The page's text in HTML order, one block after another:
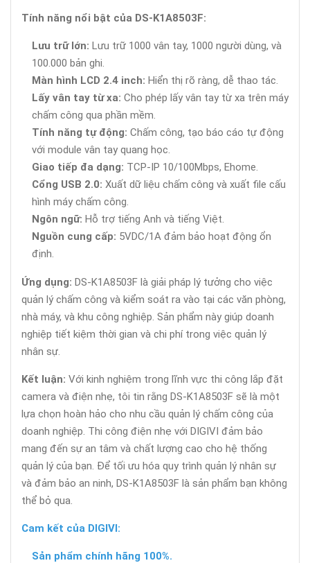
Tính năng nổi bật của DS-K1A8503F:
Lưu trữ lớn: Lưu trữ 1000 vân tay, 1000 người dùng, và
100.000 bản ghi.
Màn hình LCD 2.4 inch: Hiển thị rõ ràng, dễ thao tác.
Lấy vân tay từ xa: Cho phép lấy vân tay từ xa trên máy
chấm công qua phần mềm.
Tính năng tự động: Chấm công, tạo báo cáo tự động
với module vân tay quang học.
Giao tiếp đa dạng: TCP-IP 10/100Mbps, Ehome.
Cổng USB 2.0: Xuất dữ liệu chấm công và xuất file cấu
hình máy chấm công.
Ngôn ngữ: Hỗ trợ tiếng Anh và tiếng Việt.
Nguồn cung cấp: 5VDC/1A đảm bảo hoạt động ổn
định.
Ứng dụng: DS-K1A8503F là giải pháp lý tưởng cho việc
quản lý chấm công và kiểm soát ra vào tại các văn phòng,
nhà máy, và khu công nghiệp. Sản phẩm này giúp doanh
nghiệp tiết kiệm thời gian và chi phí trong việc quản lý
nhân sự.
Kết luận: Với kinh nghiệm trong lĩnh vực thi công lắp đặt
camera và điện nhẹ, tôi tin rằng DS-K1A8503F sẽ là một
lựa chọn hoàn hảo cho nhu cầu quản lý chấm công của
doanh nghiệp. Thi công điện nhẹ với DIGIVI đảm bảo
mang đến sự an tâm và chất lượng cao cho hệ thống
quản lý của bạn. Để tối ưu hóa quy trình quản lý nhân sự
và đảm bảo an ninh, DS-K1A8503F là sản phẩm bạn không
thể bỏ qua.
Cam kết của DIGIVI:
Sản phẩm chính hãng 100%.